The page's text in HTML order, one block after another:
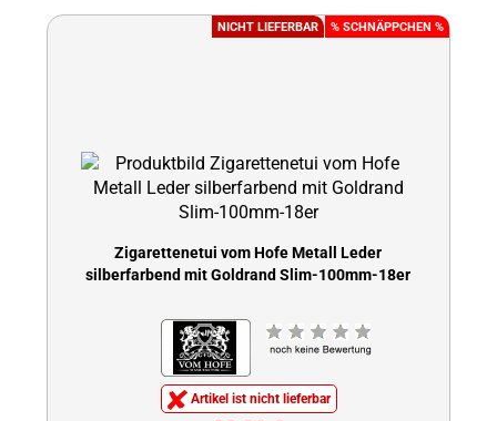
NICHT LIEFERBAR % SCHNÄPPCHEN %
Zigarettenetui vom Hofe Metall Leder
silberfarbend mit Goldrand Slim-100mm-18er
Artikel ist nicht lieferbar